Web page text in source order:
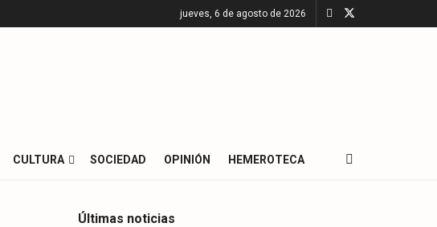
jueves, 6 de agosto de 2026
CULTURA SOCIEDAD OPINIÓN HEMEROTECA
Últimas noticias